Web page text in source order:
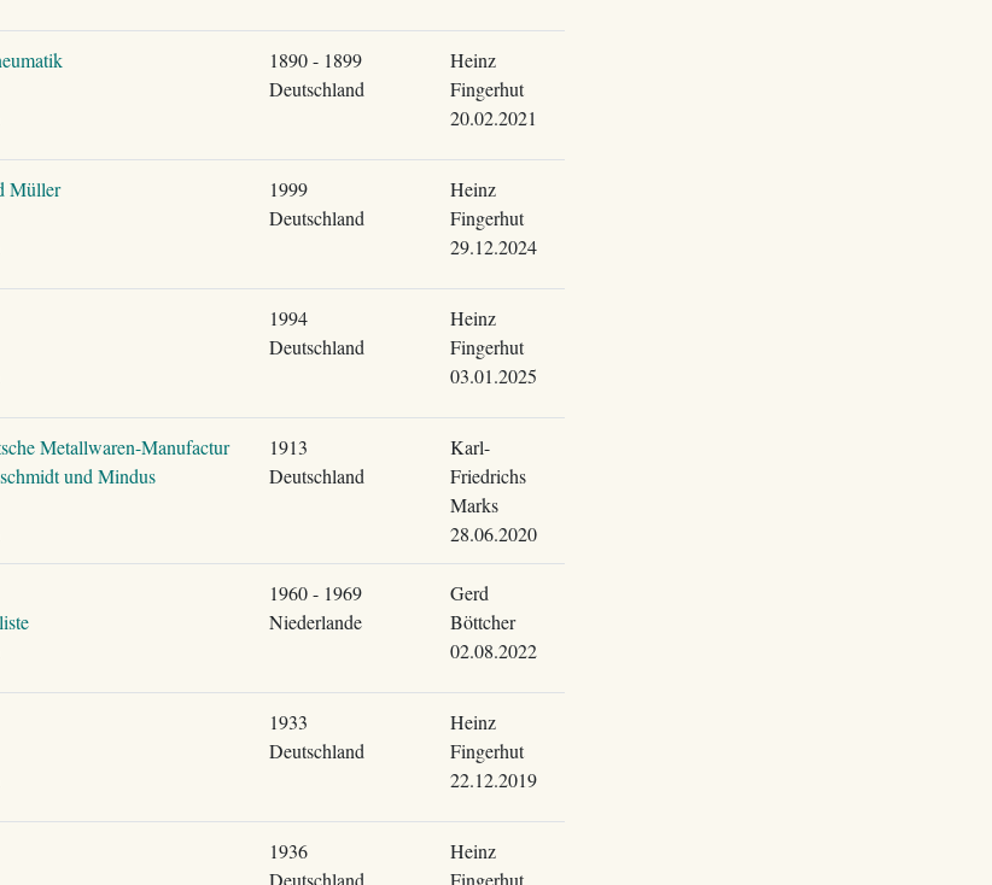
1890 - 1899
Deutschland
Heinz
Fingerhut
20.02.2021
Müller
1999
Deutschland
Heinz
Fingerhut
29.12.2024
1994
Deutschland
Heinz
Fingerhut
03.01.2025
Metallwaren-Manufactur
und Mindus
1913
Deutschland
Karl-
Friedrichs
Marks
28.06.2020
1960 - 1969
Niederlande
Gerd
Böttcher
02.08.2022
1933
Deutschland
Heinz
Fingerhut
22.12.2019
1936
Deutschland
Heinz
Fingerhut